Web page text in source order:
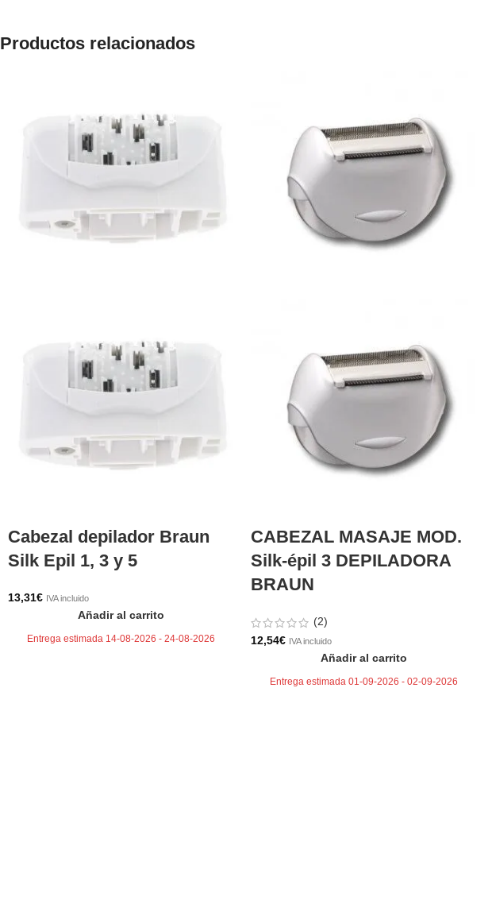
Productos relacionados
Cabezal depilador Braun
Silk Epil 1, 3 y 5
13,31€ IVA incluido
Añadir al carrito
Entrega estimada 14-08-2026 - 24-08-2026
CABEZAL MASAJE MOD.
Silk-épil 3 DEPILADORA
BRAUN
(2)
12,54€ IVA incluido
Añadir al carrito
Entrega estimada 01-09-2026 - 02-09-2026